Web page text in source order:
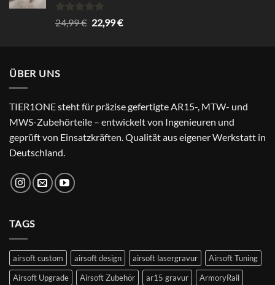
Bewertet
mit
24,99€ Ursprünglicher
22,99€Aktueller
ÜBER UNS
TIER1ONE steht für präzise gefertigte AR15-, MTW- und
MWS-Zubehörteile – entwickelt von Ingenieuren und
geprüft von Einsatzkräften. Qualität aus eigener Werkstatt in
Deutschland.
TAGS
airsoft custom airsoft design airsoft lasergravur
Airsoft Tuning
Airsoft Upgrade
Airsoft Zubehör ar15 gravur
ArmoryRail